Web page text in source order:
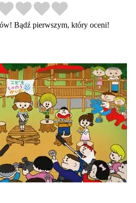
Bądź pierwszym, który oceni!